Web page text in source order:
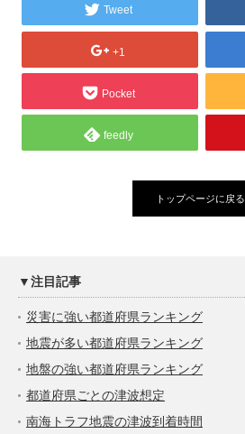
Tweet
+1
Pocket
feedly
トップページに戻る
▼注目記事
災害に強い都道府県ランキング
地震が多い都道府県ランキング
地盤の強い都道府県ランキング
都道府県ごとの津波想定
南海トラフ地震の津波到着時間